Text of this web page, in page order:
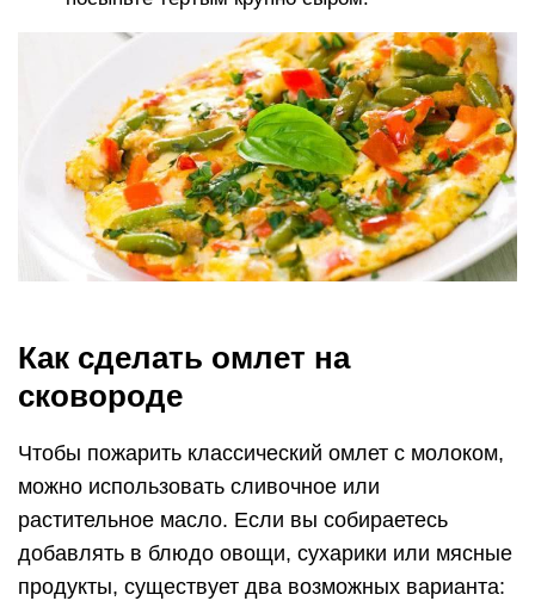
Как сделать омлет на
сковороде
Чтобы пожарить классический омлет с молоком,
можно использовать сливочное или
растительное масло. Если вы собираетесь
добавлять в блюдо овощи, сухарики или мясные
продукты, существует два возможных варианта: